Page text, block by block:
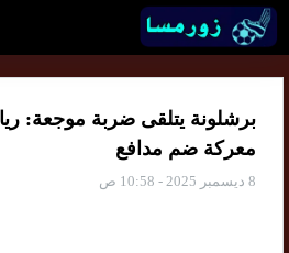
برشلونة يتلقى ضربة موجعة:
معركة ضم مدافع
8 ديسمبر 2025 - 10:58 ص